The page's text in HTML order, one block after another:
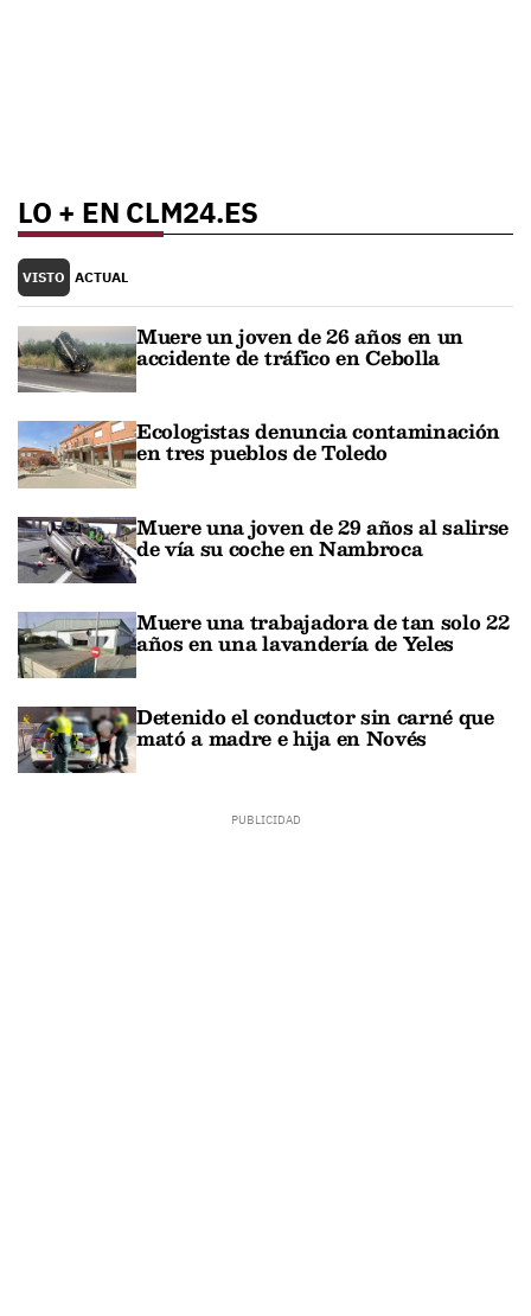
LO + EN CLM24.ES
VISTO ACTUAL
Muere un joven de 26 años en un
accidente de tráfico en Cebolla
Ecologistas denuncia contaminación
en tres pueblos de Toledo
Muere una joven de 29 años al salirse
de vía su coche en Nambroca
Muere una trabajadora de tan solo 22
años en una lavandería de Yeles
Detenido el conductor sin carné que
mató a madre e hija en Novés